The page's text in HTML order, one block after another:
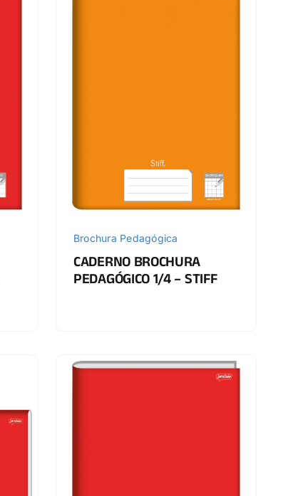
Brochura Pedagógica
CADERNO BROCHURA
PEDAGÓGICO 1/4 – STIFF